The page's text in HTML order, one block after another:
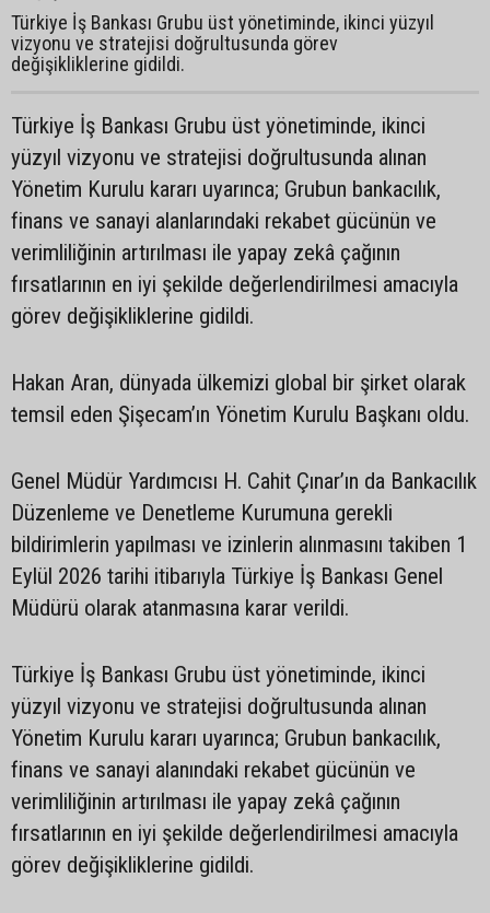
Türkiye İş Bankası Grubu üst yönetiminde, ikinci yüzyıl
vizyonu ve stratejisi doğrultusunda görev
değişikliklerine gidildi.
Türkiye İş Bankası Grubu üst yönetiminde, ikinci
yüzyıl vizyonu ve stratejisi doğrultusunda alınan
Yönetim Kurulu kararı uyarınca; Grubun bankacılık,
finans ve sanayi alanlarındaki rekabet gücünün ve
verimliliğinin artırılması ile yapay zekâ çağının
fırsatlarının en iyi şekilde değerlendirilmesi amacıyla
görev değişikliklerine gidildi.
Hakan Aran, dünyada ülkemizi global bir şirket olarak
temsil eden Şişecam’ın Yönetim Kurulu Başkanı oldu.
Genel Müdür Yardımcısı H. Cahit Çınar’ın da Bankacılık
Düzenleme ve Denetleme Kurumuna gerekli
bildirimlerin yapılması ve izinlerin alınmasını takiben 1
Eylül 2026 tarihi itibarıyla Türkiye İş Bankası Genel
Müdürü olarak atanmasına karar verildi.
Türkiye İş Bankası Grubu üst yönetiminde, ikinci
yüzyıl vizyonu ve stratejisi doğrultusunda alınan
Yönetim Kurulu kararı uyarınca; Grubun bankacılık,
finans ve sanayi alanındaki rekabet gücünün ve
verimliliğinin artırılması ile yapay zekâ çağının
fırsatlarının en iyi şekilde değerlendirilmesi amacıyla
görev değişikliklerine gidildi.